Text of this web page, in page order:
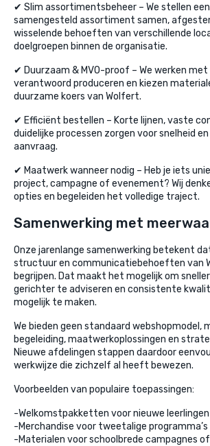
✔ Slim assortimentsbeheer – We stellen
samengesteld assortiment samen,
wisselende behoeften van verschillende
doelgroepen binnen de organisatie.
✔ Duurzaam & MVO-proof – We werken
verantwoord produceren en kiezen
duurzame koers van Wolfert.
✔ Efficiënt bestellen – Korte lijnen, vaste
duidelijke processen zorgen voor snelheid
aanvraag.
✔ Maatwerk wanneer nodig – Heb je iets
project, campagne of evenement? Wij
opties en begeleiden het volledige traject.
Samenwerking met
Onze jarenlange samenwerking betekent
structuur en communicatiebehoeften van
begrijpen. Dat maakt het mogelijk om
gerichter te adviseren en consistente
mogelijk te maken.
We bieden geen standaard webshopmodel,
begeleiding, maatwerkoplossingen en
Nieuwe afdelingen stappen daardoor
werkwijze die zichzelf al heeft bewezen.
Voorbeelden van populaire toepassingen:
-Welkomstpakketten voor nieuwe
-Merchandise voor tweetalige programma’s
-Materialen voor schoolbrede campagnes